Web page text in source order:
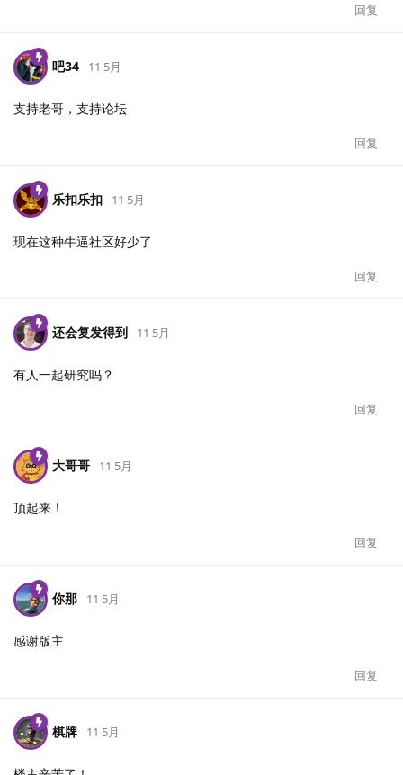
回复
吧34 11 5月
支持老哥，支持论坛
回复
乐扣乐扣 11 5月
现在这种牛逼社区好少了
回复
还会复发得到 11 5月
有人一起研究吗？
回复
大哥哥 11 5月
顶起来！
回复
你那 11 5月
感谢版主
回复
棋牌 11 5月